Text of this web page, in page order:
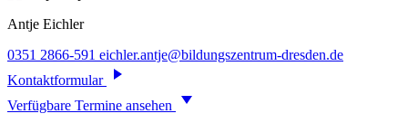
Antje Eichler
0351 2866-591 eichler.antje@bildungszentrum-dresden.de
Kontaktformular
Verfügbare Termine ansehen